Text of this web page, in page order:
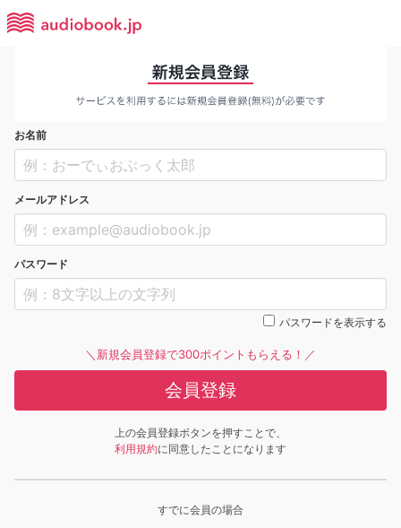
お名前
メールアドレス
パスワード
パスワードを表示する
＼新規会員登録で300ポイントもらえる！／
会員登録
上の会員登録ボタンを押すことで、
利用規約に同意したことになります
すでに会員の場合